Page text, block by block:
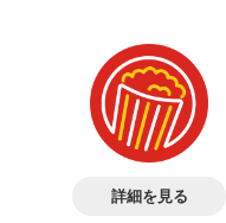
詳細を見る